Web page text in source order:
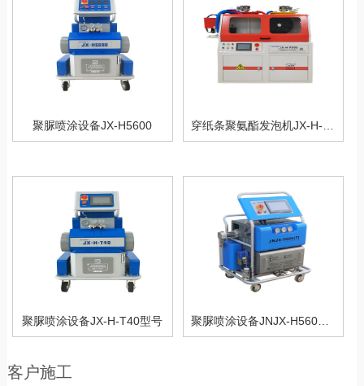
聚脲喷涂设备JX-H5600
聚脲喷涂设备JX-H-T40型号 聚脲喷涂设备JNJX-H5600(T)PLC型
客户施工